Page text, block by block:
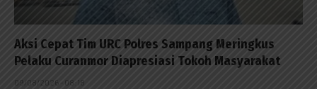
Aksi Cepat Tim URC Polres Sampang Meringkus
Pelaku Curanmor Diapresiasi Tokoh Masyarakat
09/08/2026 - 08:18